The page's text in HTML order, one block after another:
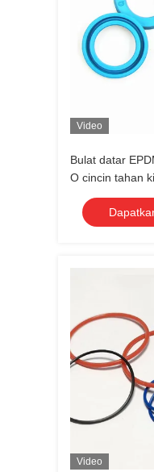
Video
Bulat datar
O cincin tahan
Video